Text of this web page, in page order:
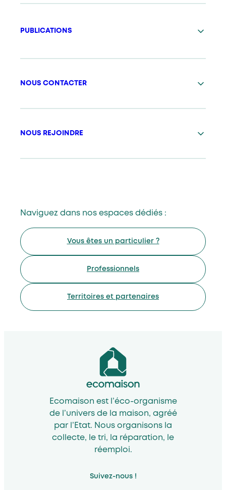
PUBLICATIONS
NOUS CONTACTER
NOUS REJOINDRE
Naviguez dans nos espaces dédiés :
Vous êtes un particulier ?
Professionnels
Territoires et partenaires
Ecomaison est l’éco-organisme
de l’univers de la maison, agréé
par l’Etat. Nous organisons la
collecte, le tri, la réparation, le
réemploi.
Suivez-nous !